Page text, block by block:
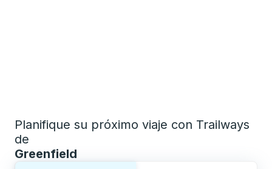
Planifique su próximo viaje con Trailways
de
Greenfield